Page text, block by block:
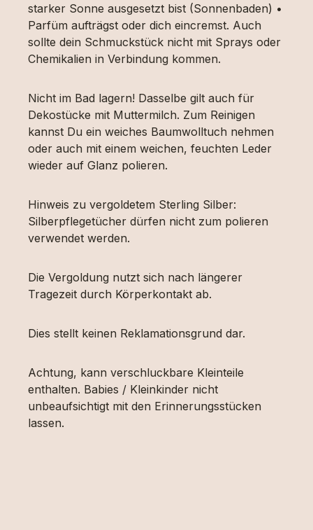
starker Sonne ausgesetzt bist (Sonnenbaden) •
Parfüm aufträgst oder dich eincremst. Auch
sollte dein Schmuckstück nicht mit Sprays oder
Chemikalien in Verbindung kommen.
Nicht im Bad lagern! Dasselbe gilt auch für
Dekostücke mit Muttermilch. Zum Reinigen
kannst Du ein weiches Baumwolltuch nehmen
oder auch mit einem weichen, feuchten Leder
wieder auf Glanz polieren.
Hinweis zu vergoldetem Sterling Silber:
Silberpflegetücher dürfen nicht zum polieren
verwendet werden.
Die Vergoldung nutzt sich nach längerer
Tragezeit durch Körperkontakt ab.
Dies stellt keinen Reklamationsgrund dar.
Achtung, kann verschluckbare Kleinteile
enthalten. Babies / Kleinkinder nicht
unbeaufsichtigt mit den Erinnerungsstücken
lassen.